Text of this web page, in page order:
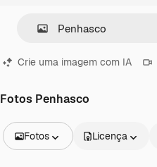
Crie uma imagem com IA
Fotos Penhasco
Fotos Licença